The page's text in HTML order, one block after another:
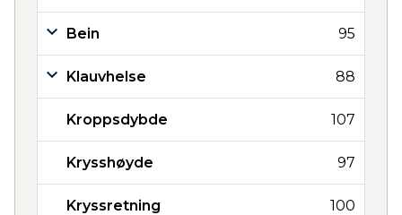
Bein 95
Klauvhelse 88
Kroppsdybde 107
Krysshøyde 97
Kryssretning 100